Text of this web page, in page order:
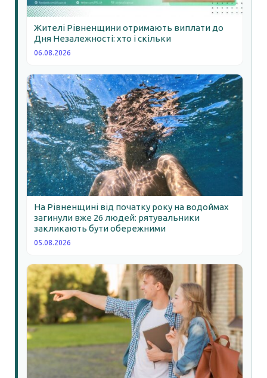
Жителі Рівненщини отримають виплати до
Дня Незалежності: хто і скільки
06.08.2026
На Рівненщині від початку року на водоймах
загинули вже 26 людей: рятувальники
закликають бути обережними
05.08.2026